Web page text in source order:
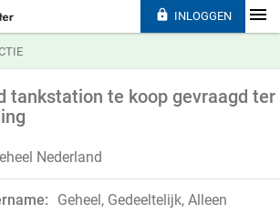
tankstation te koop gevraagd ter
Nederland
Geheel, Gedeeltelijk, Alleen
 INLOGGEN